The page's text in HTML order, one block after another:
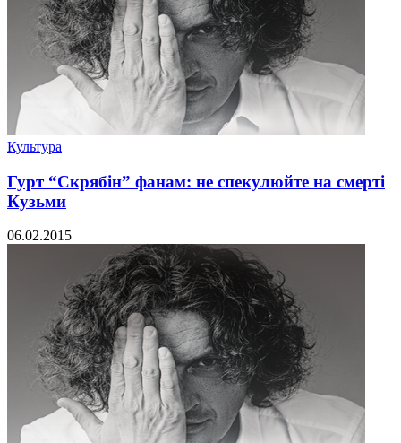
Культура
Гурт “Скрябін” фанам: не спекулюйте на смерті
Кузьми
06.02.2015